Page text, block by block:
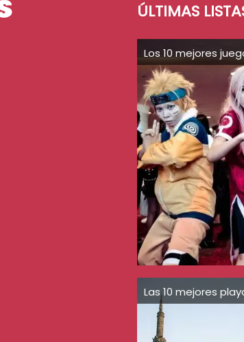
ÚLTIMAS
Los 10 mejores
Las 10 mejores